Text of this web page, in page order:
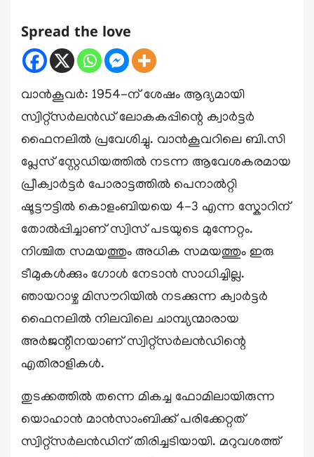
Spread the love
വാൻകൂവർ: 1954-ന് ശേഷം ആദ്യമായി
സ്വിറ്റ്‌സർലൻഡ് ലോകകപ്പിന്റെ ക്വാർട്ടർ
ഫൈനലിൽ പ്രവേശിച്ചു. വാൻകൂവറിലെ ബി.സി
പ്ലേസ് സ്റ്റേഡിയത്തിൽ നടന്ന ആവേശകരമായ
പ്രീക്വാർട്ടർ പോരാട്ടത്തിൽ പെനാൽറ്റി
ഷൂട്ടൗട്ടിൽ കൊളംബിയയെ 4-3 എന്ന സ്കോറിന്
തോൽപ്പിച്ചാണ് സ്വിസ് പടയുടെ മുന്നേറ്റം.
നിശ്ചിത സമയത്തും അധിക സമയത്തും ഇരു
ടീമുകൾക്കും ഗോൾ നേടാൻ സാധിച്ചില്ല.
ഞായറാഴ്ച മിസൗറിയിൽ നടക്കുന്ന ക്വാർട്ടർ
ഫൈനലിൽ നിലവിലെ ചാമ്പ്യന്മാരായ
അർജന്റീനയാണ് സ്വിറ്റ്‌സർലൻഡിന്റെ
എതിരാളികൾ.
തുടക്കത്തിൽ തന്നെ മികച്ച ഫോമിലായിരുന്ന
യൊഹാൻ മാൻസാംബിക്ക് പരിക്കേറ്റത്
സ്വിറ്റ്‌സർലൻഡിന് തിരിച്ചടിയായി. മറുവശത്ത്